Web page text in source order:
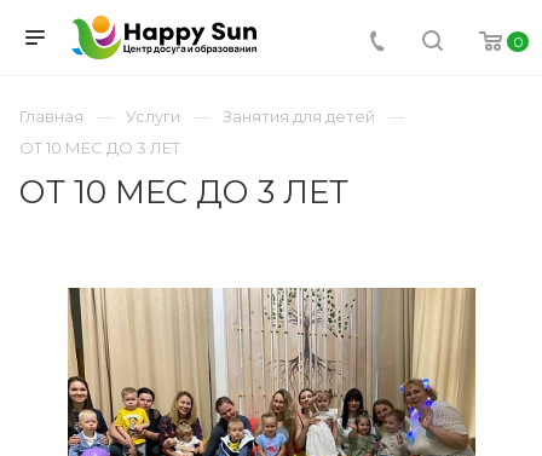
0
Главная Услуги
Занятия для детей
ОТ 10 МЕС ДО 3 ЛЕТ
ОТ 10 МЕС ДО 3 ЛЕТ